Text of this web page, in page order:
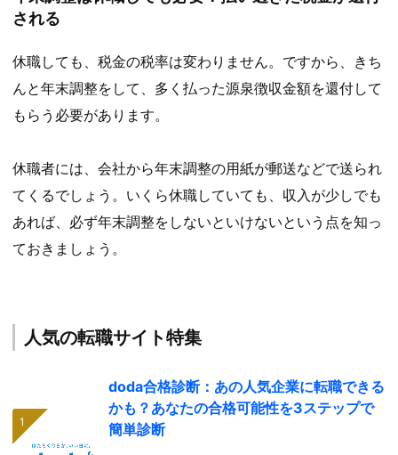
される
休職しても、税金の税率は変わりません。ですから、きち
んと年末調整をして、多く払った源泉徴収金額を還付して
もらう必要があります。
休職者には、会社から年末調整の用紙が郵送などで送られ
てくるでしょう。いくら休職していても、収入が少しでも
あれば、必ず年末調整をしないといけないという点を知っ
ておきましょう。
人気の転職サイト特集
doda合格診断：あの人気企業に転職できる
かも？あなたの合格可能性を3ステップで
簡単診断